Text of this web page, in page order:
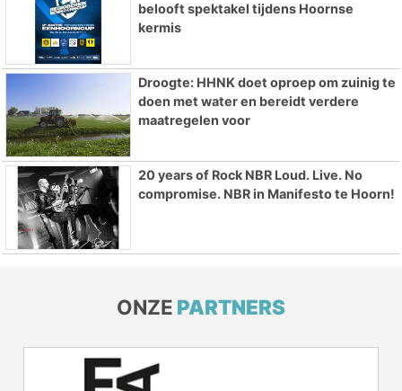
belooft spektakel tijdens Hoornse
kermis
Droogte: HHNK doet oproep om zuinig te
doen met water en bereidt verdere
maatregelen voor
20 years of Rock NBR Loud. Live. No
compromise. NBR in Manifesto te Hoorn!
ONZE PARTNERS